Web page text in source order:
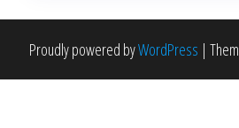
Proudly powered byWordPress |